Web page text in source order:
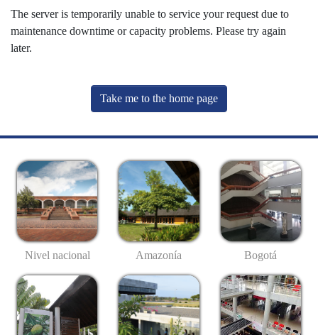
The server is temporarily unable to service your request due to
maintenance downtime or capacity problems. Please try again
later.
Take me to the home page
Nivel nacional Amazonía Bogotá